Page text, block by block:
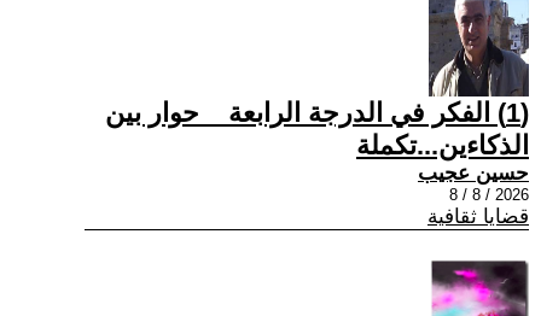
(1) الفكر في الدرجة الرابعة _ حوار بين
الذكاءين...تكملة
حسين عجيب
2026 / 8 / 8
قضايا ثقافية